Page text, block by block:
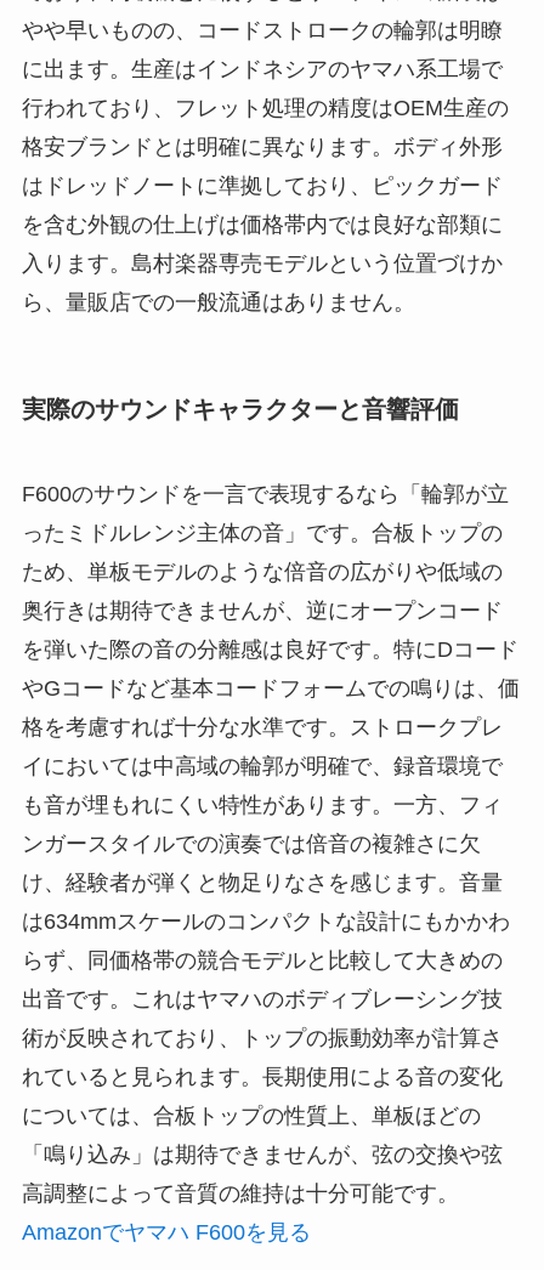
やや早いものの、コードストロークの輪郭は明瞭
に出ます。生産はインドネシアのヤマハ系工場で
行われており、フレット処理の精度はOEM生産の
格安ブランドとは明確に異なります。ボディ外形
はドレッドノートに準拠しており、ピックガード
を含む外観の仕上げは価格帯内では良好な部類に
入ります。島村楽器専売モデルという位置づけか
ら、量販店での一般流通はありません。
実際のサウンドキャラクターと音響評価
F600のサウンドを一言で表現するなら「輪郭が立
ったミドルレンジ主体の音」です。合板トップの
ため、単板モデルのような倍音の広がりや低域の
奥行きは期待できませんが、逆にオープンコード
を弾いた際の音の分離感は良好です。特にDコード
やGコードなど基本コードフォームでの鳴りは、価
格を考慮すれば十分な水準です。ストロークプレ
イにおいては中高域の輪郭が明確で、録音環境で
も音が埋もれにくい特性があります。一方、フィ
ンガースタイルでの演奏では倍音の複雑さに欠
け、経験者が弾くと物足りなさを感じます。音量
は634mmスケールのコンパクトな設計にもかかわ
らず、同価格帯の競合モデルと比較して大きめの
出音です。これはヤマハのボディブレーシング技
術が反映されており、トップの振動効率が計算さ
れていると見られます。長期使用による音の変化
については、合板トップの性質上、単板ほどの
「鳴り込み」は期待できませんが、弦の交換や弦
高調整によって音質の維持は十分可能です。
Amazonでヤマハ F600を見る